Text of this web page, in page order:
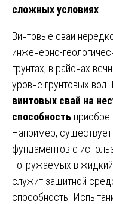
сложных условиях
Винтовые сваи
инженерно-
грунтах, в районах
уровне грунтовых вод.
винтовых свай на
способность
Например, существует
фундаментов с
погружаемых в
служит защитной
способность.